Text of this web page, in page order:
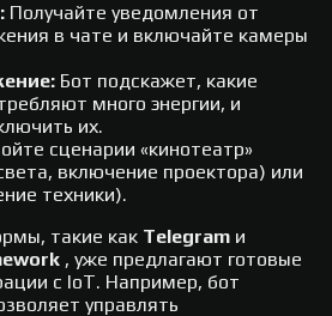
Получайте уведомления от
в чате и включайте камеры
Бот подскажет, какие
много энергии, и
их.
сценарии «кинотеатр»
включение проектора) или
техники).
такие как Telegram и
, уже предлагают готовые
с IoT. Например, бот
управлять